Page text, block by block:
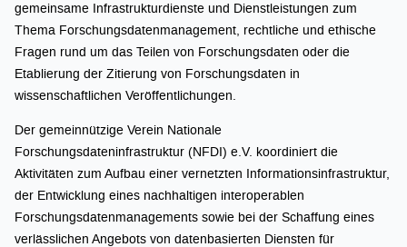
gemeinsame Infrastrukturdienste und Dienstleistungen zum
Thema Forschungsdatenmanagement, rechtliche und ethische
Fragen rund um das Teilen von Forschungsdaten oder die
Etablierung der Zitierung von Forschungsdaten in
wissenschaftlichen Veröffentlichungen.
Der gemeinnützige Verein Nationale
Forschungsdateninfrastruktur (NFDI) e.V. koordiniert die
Aktivitäten zum Aufbau einer vernetzten Informationsinfrastruktur,
der Entwicklung eines nachhaltigen interoperablen
Forschungsdatenmanagements sowie bei der Schaffung eines
verlässlichen Angebots von datenbasierten Diensten für